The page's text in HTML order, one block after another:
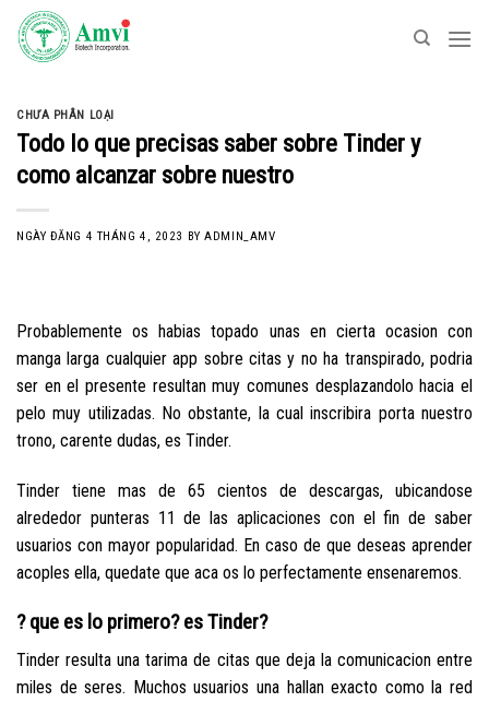
Skip
content
CHƯA PHÂN LOẠI
Todo lo que precisas saber sobre Tinder y
como alcanzar sobre nuestro
NGÀY ĐĂNG 4 THÁNG 4, 2023 BYADMIN_AMV
Probablemente os habias topado unas en cierta ocasion con
manga larga cualquier app sobre citas y no ha transpirado, podri­a
ser en el presente resultan muy comunes desplazandolo hacia el
pelo muy utilizadas. No obstante, la cual inscribira porta nuestro
trono, carente dudas, es Tinder.
Tinder tiene mas de 65 cientos de descargas, ubicandose
alrededor punteras 11 de las aplicaciones con el fin de saber
usuarios con mayor popularidad. En caso de que deseas aprender
acoples ella, quedate que aca os lo perfectamente ensenaremos.
? que es lo primero? es Tinder?
Tinder resulta una tarima de citas que deja la comunicacion entre
miles de seres. Muchos usuarios una hallan exacto como la red